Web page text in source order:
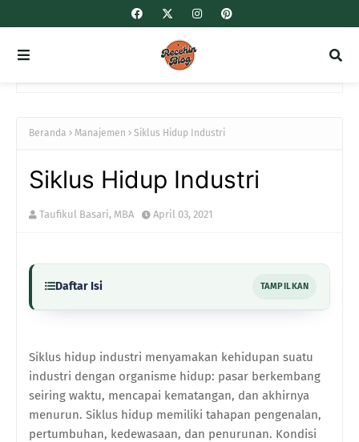
Beranda Manajemen Siklus Hidup Industri
Siklus Hidup Industri
Taufikul Basari, MBA April 03, 2021
Daftar Isi TAMPILKAN
Siklus hidup industri menyamakan kehidupan suatu
industri dengan organisme hidup: pasar berkembang
seiring waktu, mencapai kematangan, dan akhirnya
menurun. Siklus hidup memiliki tahapan pengenalan,
pertumbuhan, kedewasaan, dan penurunan. Kondisi